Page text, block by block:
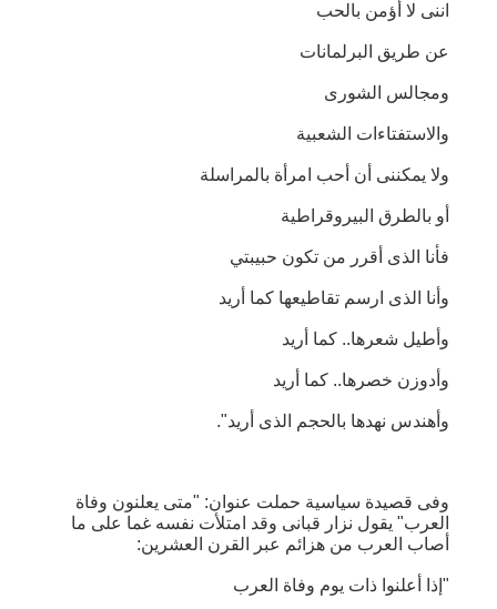
اننى لا أؤمن بالحب
عن طريق البرلمانات
ومجالس الشورى
والاستفتاءات الشعبية
ولا يمكننى أن أحب امرأة بالمراسلة
أو بالطرق البيروقراطية
فأنا الذى أقرر من تكون حبيبتي
وأنا الذى ارسم تقاطيعها كما أريد
وأطيل شعرها.. كما أريد
وأدوزن خصرها.. كما أريد
وأهندس نهدها بالحجم الذى أريد".
وفى قصيدة سياسية حملت عنوان: "متى يعلنون وفاة
العرب" يقول نزار قبانى وقد امتلأت نفسه غما على ما
أصاب العرب من هزائم عبر القرن العشرين:
"إذا أعلنوا ذات يوم وفاة العرب